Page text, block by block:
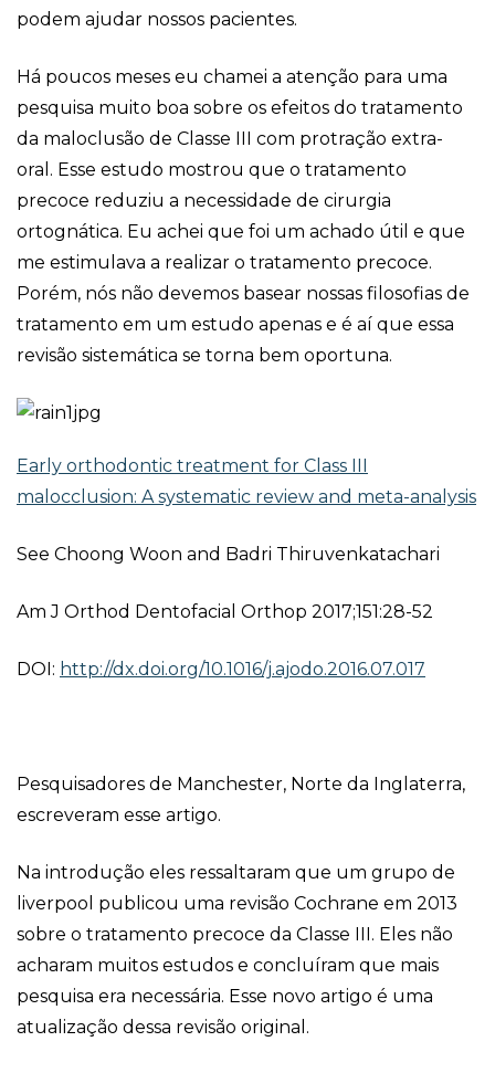
podem ajudar nossos pacientes.
Há poucos meses eu chamei a atenção para uma
pesquisa muito boa sobre os efeitos do tratamento
da maloclusão de Classe III com protração extra-
oral. Esse estudo mostrou que o tratamento
precoce reduziu a necessidade de cirurgia
ortognática. Eu achei que foi um achado útil e que
me estimulava a realizar o tratamento precoce.
Porém, nós não devemos basear nossas filosofias de
tratamento em um estudo apenas e é aí que essa
revisão sistemática se torna bem oportuna.
Early orthodontic treatment for Class III
malocclusion: A systematic review and meta-analysis
See Choong Woon and Badri Thiruvenkatachari
Am J Orthod Dentofacial Orthop 2017;151:28-52
DOI: http://dx.doi.org/10.1016/j.ajodo.2016.07.017
Pesquisadores de Manchester, Norte da Inglaterra,
escreveram esse artigo.
Na introdução eles ressaltaram que um grupo de
liverpool publicou uma revisão Cochrane em 2013
sobre o tratamento precoce da Classe III. Eles não
acharam muitos estudos e concluíram que mais
pesquisa era necessária. Esse novo artigo é uma
atualização dessa revisão original.